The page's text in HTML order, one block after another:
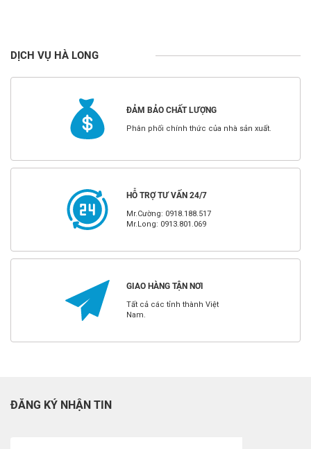
DỊCH VỤ HÀ LONG
ĐẢM BẢO CHẤT LƯỢNG
Phân phối chính thức của nhà sản xuất.
HỖ TRỢ TƯ VẤN 24/7
Mr.Cường: 0918.188.517
Mr.Long: 0913.801.069
GIAO HÀNG TẬN NƠI
Tất cả các tỉnh thành Việt
Nam.
ĐĂNG KÝ NHẬN TIN